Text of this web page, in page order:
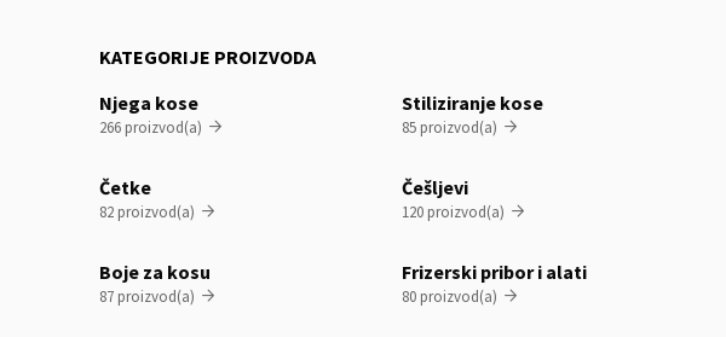
KATEGORIJE PROIZVODA
Njega kose
266 proizvod(a) 
Stiliziranje kose
85 proizvod(a) 
Četke
82 proizvod(a) 
Češljevi
120 proizvod(a) 
Boje za kosu
87 proizvod(a) 
Frizerski pribor i alati
80 proizvod(a) 